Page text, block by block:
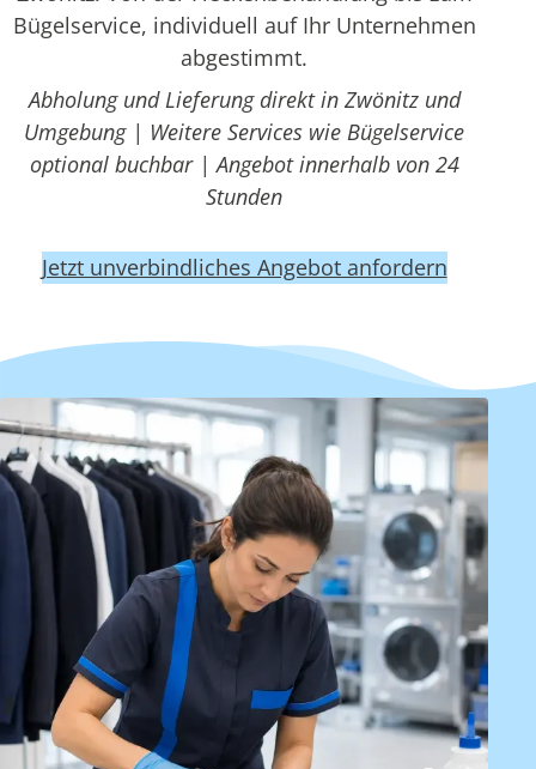
Bügelservice, individuell auf Ihr Unternehmen
abgestimmt.
Abholung und Lieferung direkt in Zwönitz und
Umgebung | Weitere Services wie Bügelservice
optional buchbar | Angebot innerhalb von 24
Stunden
Jetzt unverbindliches Angebot anfordern